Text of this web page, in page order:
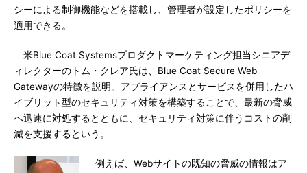
シーによる制御機能などを搭載し、管理者が設定したポリシーを
適用できる。
米Blue Coat Systemsプロダクトマーケティング担当シニアデ
ィレクターのトム・クレア氏は、Blue Coat Secure Web
Gatewayの特徴を説明。アプライアンスとサービスを併用したハ
イブリット型のセキュリティ対策を構築することで、最新の脅威
へ迅速に対処するとともに、セキュリティ対策に伴うコストの削
減を支援するという。
例えば、Webサイトの既知の脅威の情報はア